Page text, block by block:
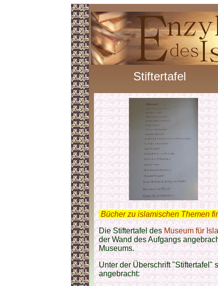
Stiftertafel
Bücher zu islamischen Themen
Die Stiftertafel desMuseum für
der Wand des Aufgangs
Museums.
Unter der Überschrift "Stiftertafel"
angebracht: